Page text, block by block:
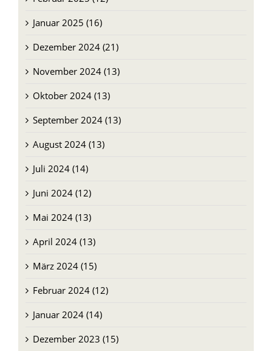
Januar 2025 (16)
Dezember 2024 (21)
November 2024 (13)
Oktober 2024 (13)
September 2024 (13)
August 2024 (13)
Juli 2024 (14)
Juni 2024 (12)
Mai 2024 (13)
April 2024 (13)
März 2024 (15)
Februar 2024 (12)
Januar 2024 (14)
Dezember 2023 (15)